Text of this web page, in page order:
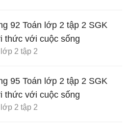
92 Toán lớp 2 tập 2 SGK
thức với cuộc sống
2 tập 2
95 Toán lớp 2 tập 2 SGK
thức với cuộc sống
2 tập 2